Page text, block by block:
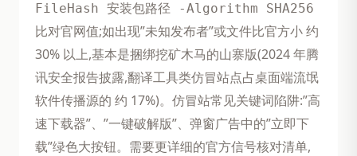
FileHash 安装包路径 -Algorithm SHA256
比对官网值;如出现”未知发布者”或文件比官方小 约
30% 以上,基本是捆绑挖矿木马的山寨版(2024 年腾
讯安全报告披露,翻译工具类仿冒站点占桌面端流氓
软件传播源的 约 17%)。仿冒站常见关键词陷阱:”高
速下载器”、”一键破解版”、弹窗广告中的”立即下
载”绿色大按钮。需要更详细的官方信号核对清单,